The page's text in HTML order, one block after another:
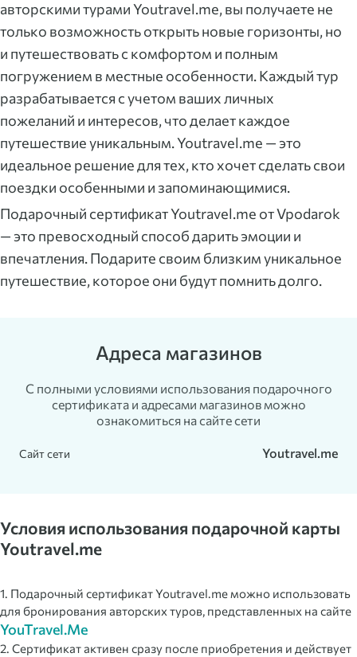
авторскими турами Youtravel.me, вы получаете не
только возможность открыть новые горизонты, но
и путешествовать с комфортом и полным
погружением в местные особенности. Каждый тур
разрабатывается с учетом ваших личных
пожеланий и интересов, что делает каждое
путешествие уникальным. Youtravel.me — это
идеальное решение для тех, кто хочет сделать свои
поездки особенными и запоминающимися.
Подарочный сертификат Youtravel.me от Vpodarok
— это превосходный способ дарить эмоции и
впечатления. Подарите своим близким уникальное
путешествие, которое они будут помнить долго.
Адреса магазинов
С полными условиями использования подарочного
сертификата и адресами магазинов можно
ознакомиться на сайте сети
Сайт сети Youtravel.me
Условия использования подарочной карты
Youtravel.me
1. Подарочный сертификат Youtravel.me можно использовать
для бронирования авторских туров, представленных на сайте
YouTravel.Me
2. Сертификат активен сразу после приобретения и действует